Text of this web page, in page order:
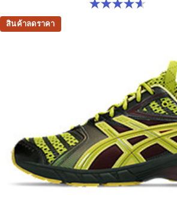
4.6 จาก 5 ดาว 13 รีวิว
สินค้าลดราคา